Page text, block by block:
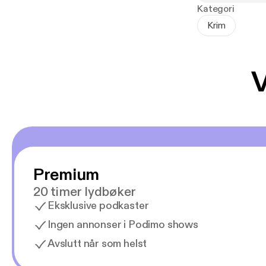
En dag, idet
hår og et
den eneste
Jeg må
«En skikkelig
Kategori
Krim
Premium
20 timer lydbøker
Eksklusive podkaster
Ingen annonser i Podimo shows
Avslutt når som helst